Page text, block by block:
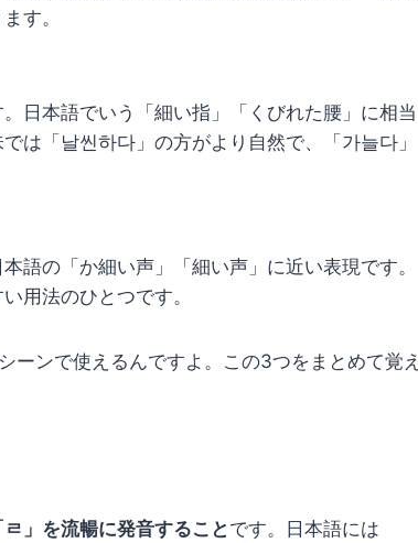
す。
日本語でいう「細い指」「くびれた腰」に相当
は「날씬하다」の方がより自然で、「가늘다」
語の「か細い声」「細い声」に近い表現です。
用法のひとつです。
ーンで使えるんですよ。この3つをまとめて覚え
ㄹ」を流暢に発音すること です。日本語には